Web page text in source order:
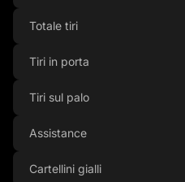
Totale tiri
Tiri in porta
Tiri sul palo
Assistance
Cartellini gialli